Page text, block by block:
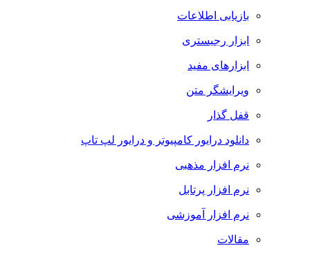
بازیابی اطلاعات
ابزار رجیستری
ابزارهای مفید
ویرایشگر متن
قفل گذار
دانلود درایور کامپیوتر و درایور لپ تاپ
نرم افزار مذهبی
نرم افزار پرتابل
نرم افزار آموزشی
مقالات